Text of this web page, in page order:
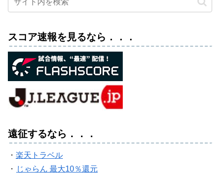
スコア速報を見るなら．．．
遠征するなら．．．
・ 楽天トラベル
・ じゃらん 最大10％還元